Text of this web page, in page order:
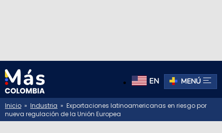
EN MENÚ
Inicio » Industria » Exportaciones latinoamericanas en riesgo por
nueva regulación de la Unión Europea